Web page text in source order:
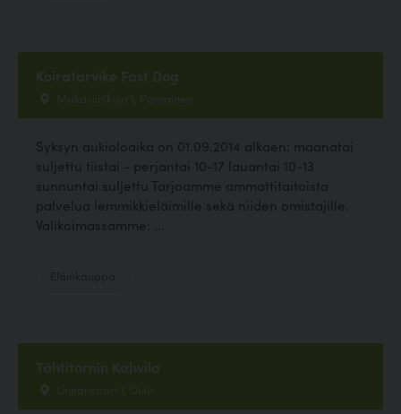
Koiratarvike Fast Dog
Makasiinikuja 1, Pornainen
Syksyn aukioloaika on 01.09.2014 alkaen: maanatai
suljettu tiistai - perjantai 10-17 lauantai 10-13
sunnuntai suljettu Tarjoamme ammattitaitoista
palvelua lemmikkieläimille sekä niiden omistajille.
Valikoimassamme: ...
Tähtitornin Kahvila
Linnansaari 1, Oulu